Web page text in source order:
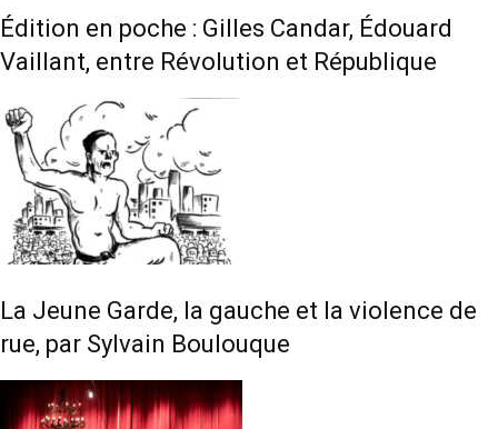
Édition en poche : Gilles Candar, Édouard
Vaillant, entre Révolution et République
La Jeune Garde, la gauche et la violence de
rue, par Sylvain Boulouque